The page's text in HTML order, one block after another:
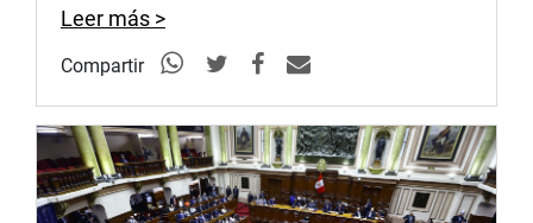
Leer más >
Compartir